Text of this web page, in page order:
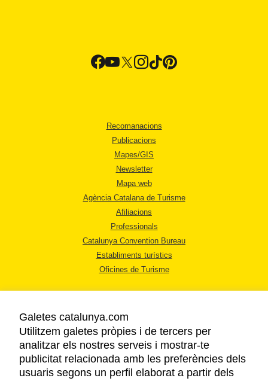
Recomanacions
Publicacions
Mapes/GIS
Newsletter
Mapa web
Agència Catalana de Turisme
Afiliacions
Professionals
Catalunya Convention Bureau
Establiments turístics
Oficines de Turisme
AVÍS LEGAL
POLÍTICA DE PRIVACITAT
Galetes catalunya.com
Utilitzem galetes pròpies i de tercers per
analitzar els nostres serveis i mostrar-te
publicitat relacionada amb les preferències dels
usuaris segons un perfil elaborat a partir dels